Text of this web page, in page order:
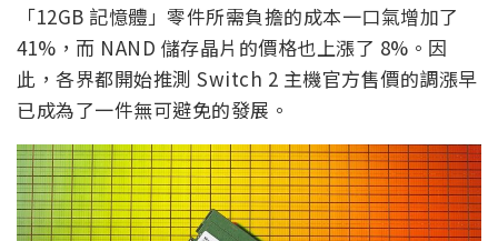
「12GB 記憶體」零件所需負擔的成本一口氣增加了
41%，而 NAND 儲存晶片的價格也上漲了 8%。因
此，各界都開始推測 Switch 2 主機官方售價的調漲早
已成為了一件無可避免的發展。